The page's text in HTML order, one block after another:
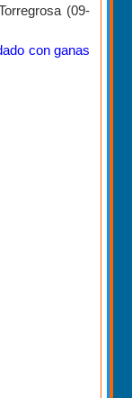
(09-
con ganas